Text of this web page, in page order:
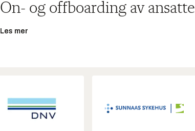
On- og offboarding av ansatte
Les mer